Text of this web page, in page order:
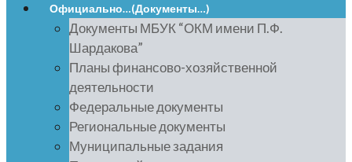
Официально…(Документы…)
Документы МБУК “ОКМ имени П.Ф.
Шардакова”
Планы финансово-хозяйственной
деятельности
Федеральные документы
Региональные документы
Муниципальные задания